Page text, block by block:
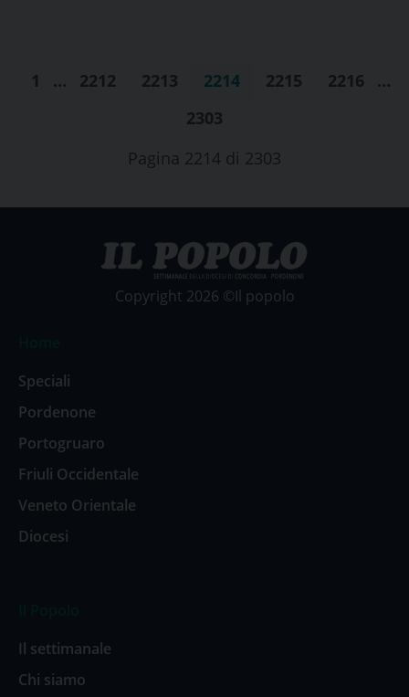
1 … 2212 2213 2214 2215 2216
…
2303
Pagina 2214 di 2303
Copyright 2026 ©Il popolo
Speciali
Pordenone
Portogruaro
Friuli Occidentale
Veneto Orientale
Diocesi
Il settimanale
Chi siamo